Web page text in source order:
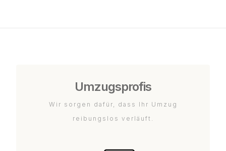
Umzugsprofis
Wir sorgen dafür, dass Ihr Umzug
reibungslos verläuft.